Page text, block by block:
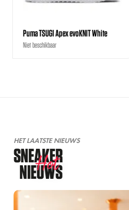
Puma TSUGI Apex evoKNIT White
Niet beschikbaar
HET LAATSTE NIEUWS
SNEAKER
NIEUWS
Hot